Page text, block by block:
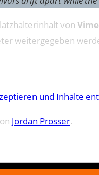
von
weitergegeben
und Inhalte
Jordan Prosser.